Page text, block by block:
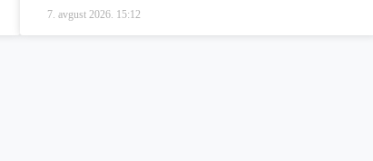
7. avgust 2026. 15:12